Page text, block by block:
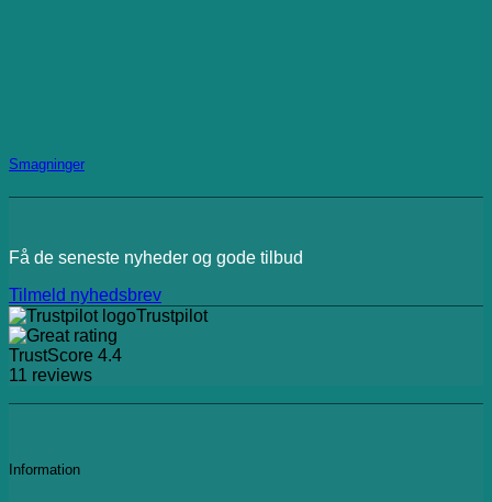
Smagninger
Få de seneste nyheder og gode tilbud
Tilmeld nyhedsbrev
Trustpilot
TrustScore 4.4
11 reviews
Information